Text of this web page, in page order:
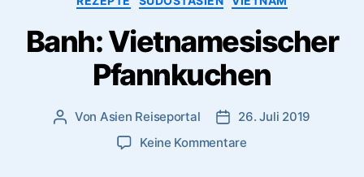
Banh: Vietnamesischer
Pfannkuchen
Beitragsautor
Von Asien Reiseportal Veröffentlichungsdatum
26. Juli 2019
Keine Kommentarezu